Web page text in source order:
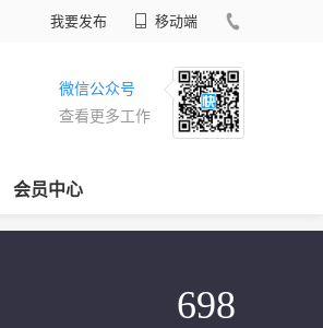
我要发布 移动端
微信公众号
查看更多工作
会员中心
698